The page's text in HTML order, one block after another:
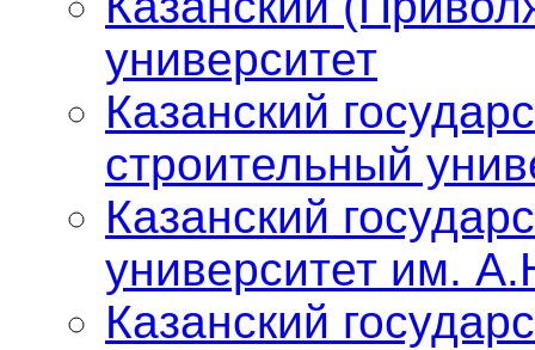
университет
Казанский
строительный
Казанский
университет им.
Казанский